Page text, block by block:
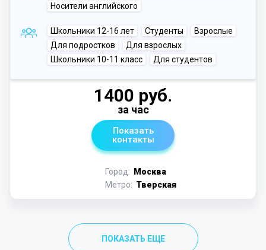
Носители английского
Школьники 12-16 лет Студенты
Взрослые
Для подростков
Для взрослых
Школьники 10-11 класс
Для студентов
Город:
Москва
Метро: Тверская
1400 руб.
за час
Показать
контакты
ПОКАЗАТЬ ЕЩЕ